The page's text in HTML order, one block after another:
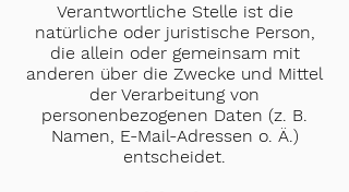
Verantwortliche Stelle ist die
natürliche oder juristische Person,
die allein oder gemeinsam mit
anderen über die Zwecke und Mittel
der Verarbeitung von
personenbezogenen Daten (z. B.
Namen, E-Mail-Adressen o. Ä.)
entscheidet.